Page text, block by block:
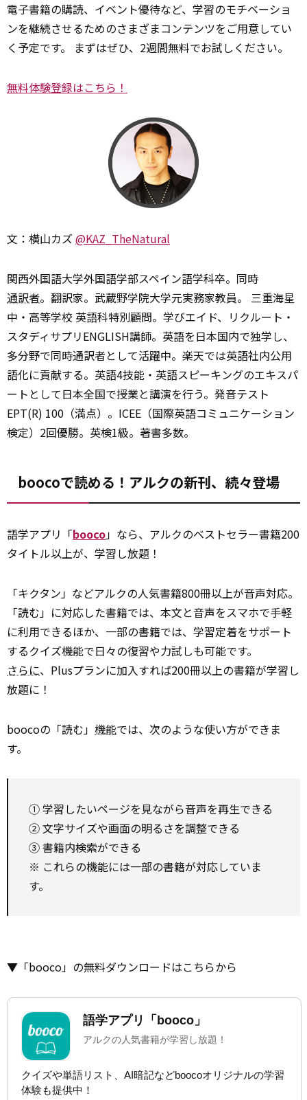
電子書籍の購読、イベント優待など、学習のモチベーショ
ンを継続させるためのさまざまコンテンツをご用意してい
く予定です。 まずはぜひ、2週間無料でお試しください。
無料体験登録はこちら！
文：横山カズ @KAZ_TheNatural
関西外国語大学外国語学部スペイン語学科卒。同時
通訳者。翻訳家。武蔵野学院大学元実務家教員。 三重海星
中・高等学校 英語科特別顧問。学びエイド、リクルート・
スタディサプリENGLISH講師。英語を日本国内で独学し、
多分野で同時通訳者として活躍中。楽天では英語社内公用
語化に貢献する。英語4技能・英語スピーキングのエキスパ
ートとして日本全国で授業と講演を行う。発音テスト
EPT(R) 100（満点）。ICEE（国際英語コミュニケーション
検定）2回優勝。英検1級。著書多数。
boocoで読める！アルクの新刊、続々登場
語学アプリ「booco」なら、アルクのベストセラー書籍200
タイトル以上が、学習し放題！
「キクタン」などアルクの人気書籍800冊以上が音声対応。
「読む」に対応した書籍では、本文と音声をスマホで手軽
に利用できるほか、一部の書籍では、学習定着をサポート
するクイズ機能で日々の復習や力試しも可能です。
さらに、Plusプランに加入すれば200冊以上の書籍が学習し
放題に！
boocoの「読む」 機能では、次のような使い方ができま
す。
① 学習したいページを見ながら音声を再生できる
② 文字サイズや画面の明るさを調整できる
③ 書籍内検索ができる
※ これらの機能には一部の書籍が対応していま
す。
▼「booco」の無料ダウンロードはこちらから